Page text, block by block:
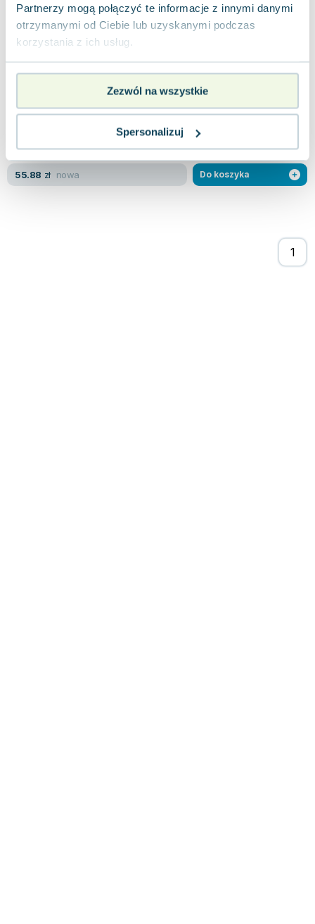
Partnerzy mogą połączyć te informacje z innymi danymi
otrzymanymi od Ciebie lub uzyskanymi podczas
korzystania z ich usług.
Zezwól na wszystkie
Spersonalizuj
Era Flasha. Flash. Tom 14
Egmont,2022
W najnowszej odsłonie komiksowej serii DC
Odrodzenie, Szkarłatny Sprinter staje przed nie lada
wyzwaniem. Kiedy na horyzoncie poja...
55.88 zł nowa Do koszyka